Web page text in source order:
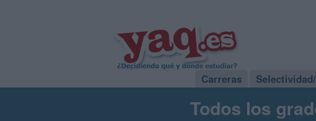
Carreras
Todos los